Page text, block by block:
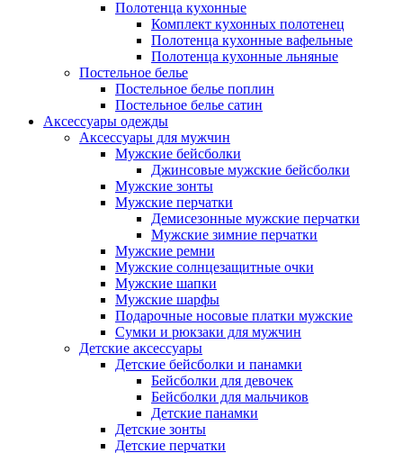
Полотенца кухонные
Комплект кухонных полотенец
Полотенца кухонные вафельные
Полотенца кухонные льняные
Постельное белье
Постельное белье поплин
Постельное белье сатин
Аксессуары одежды
Аксессуары для мужчин
Мужские бейсболки
Джинсовые мужские бейсболки
Мужские зонты
Мужские перчатки
Демисезонные мужские перчатки
Мужские зимние перчатки
Мужские ремни
Мужские солнцезащитные очки
Мужские шапки
Мужские шарфы
Подарочные носовые платки мужские
Сумки и рюкзаки для мужчин
Детские аксессуары
Детские бейсболки и панамки
Бейсболки для девочек
Бейсболки для мальчиков
Детские панамки
Детские зонты
Детские перчатки